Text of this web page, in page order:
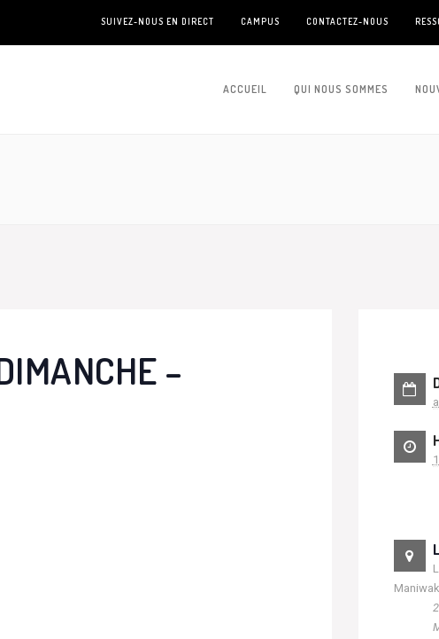
SUIVEZ-NOUS EN DIRECT CAMPUS CONTACTEZ-NOUS
ACCUEIL QUI NOUS SOMMES
–